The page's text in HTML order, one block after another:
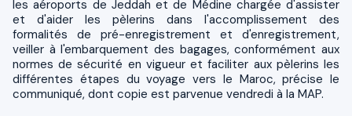
les aéroports de Jeddah et de Médine chargée d'assister
et d'aider les pèlerins dans l'accomplissement des
formalités de pré-enregistrement et d'enregistrement,
veiller à l'embarquement des bagages, conformément aux
normes de sécurité en vigueur et faciliter aux pèlerins les
différentes étapes du voyage vers le Maroc, précise le
communiqué, dont copie est parvenue vendredi à la MAP.